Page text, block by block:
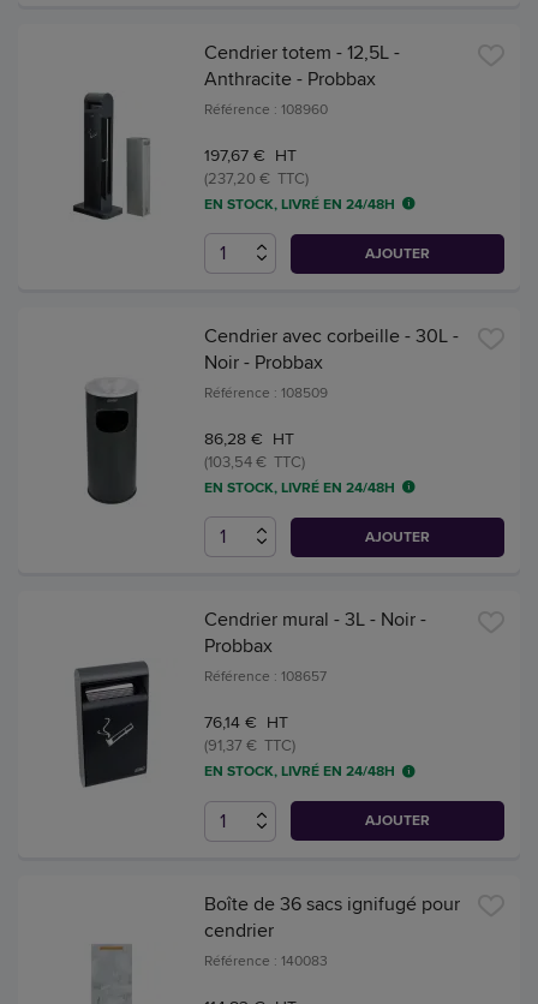
Cendrier totem - 12,5L -
Anthracite - Probbax
Référence : 108960
197,67 € HT
(237,20 € TTC)
EN STOCK, LIVRÉ EN 24/48H
AJOUTER
Cendrier avec corbeille - 30L -
Noir - Probbax
Référence : 108509
86,28 € HT
(103,54 € TTC)
EN STOCK, LIVRÉ EN 24/48H
AJOUTER
Cendrier mural - 3L - Noir -
Probbax
Référence : 108657
76,14 € HT
(91,37 € TTC)
EN STOCK, LIVRÉ EN 24/48H
AJOUTER
Boîte de 36 sacs ignifugé pour
cendrier
Référence : 140083